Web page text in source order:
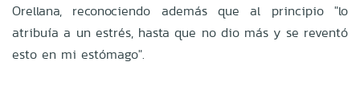
Orellana, reconociendo además que al principio "lo
atribuía a un estrés, hasta que no dio más y se reventó
esto en mi estómago".